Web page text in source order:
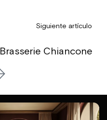
Siguiente artículo
Brasserie Chiancone